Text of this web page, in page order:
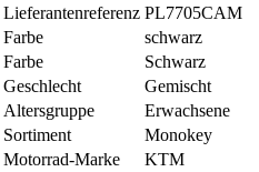
Lieferantenreferenz PL7705CAM
Farbe
schwarz
Farbe
Schwarz
Geschlecht
Gemischt
Altersgruppe
Erwachsene
Sortiment
Monokey
Motorrad-Marke
KTM